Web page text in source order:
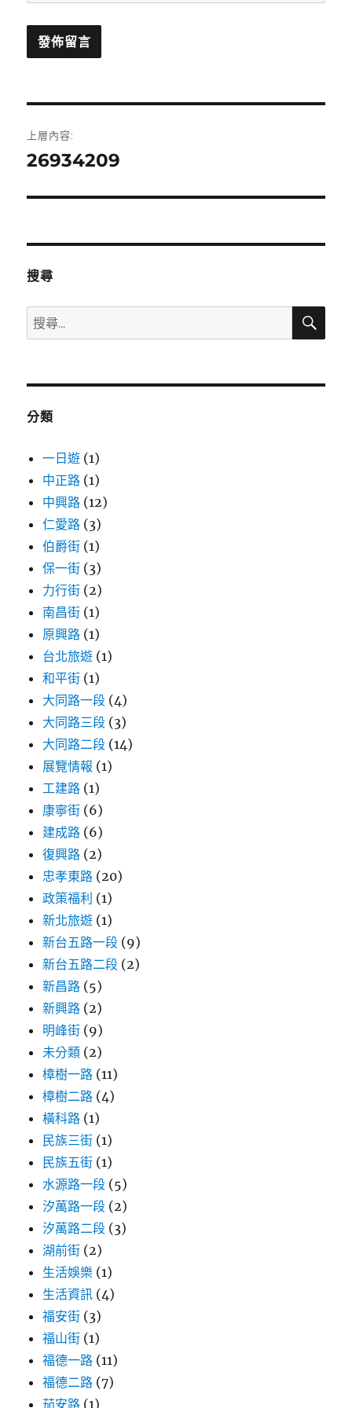
章
上層內容:
26934209
搜尋
搜
尋
鍵
搜
分類
一日遊 (1)
中正路 (1)
中興路 (12)
仁愛路 (3)
伯爵街 (1)
保一街 (3)
力行街 (2)
南昌街 (1)
原興路 (1)
台北旅遊 (1)
和平街 (1)
大同路一段 (4)
大同路三段 (3)
大同路二段 (14)
展覽情報 (1)
工建路 (1)
康寧街 (6)
建成路 (6)
復興路 (2)
忠孝東路 (20)
政策福利 (1)
新北旅遊 (1)
新台五路一段 (9)
新台五路二段 (2)
新昌路 (5)
新興路 (2)
明峰街 (9)
未分類 (2)
樟樹一路 (11)
樟樹二路 (4)
橫科路 (1)
民族三街 (1)
民族五街 (1)
水源路一段 (5)
汐萬路一段 (2)
汐萬路二段 (3)
湖前街 (2)
生活娛樂 (1)
生活資訊 (4)
福安街 (3)
福山街 (1)
福德一路 (11)
福德二路 (7)
茄安路 (1)